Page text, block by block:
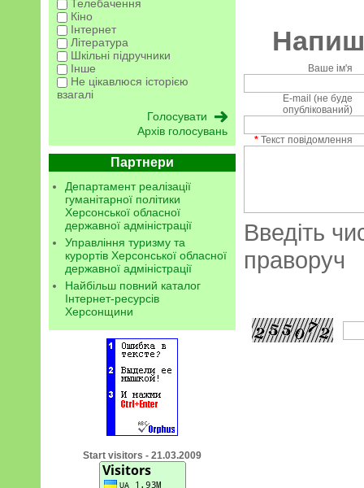
Телебачення
Кіно
Інтернет
Література
Шкільні підручники
Інше
Не цікавлюся історією
взагалі
Архів голосувань
Партнери
Департамент реалізації
гуманітарної політики
Херсонської обласної
державної адміністрації
Управління туризму та
курортів Херсонської обласної
державної адміністрації
Найбільш повний каталог
Інтернет-ресурсів
Херсонщини
Start visitors - 21.03.2009
Ваше ім'я
E-mail (не буде
опублікований)
* Текст повідомлення
Введіть
праворуч